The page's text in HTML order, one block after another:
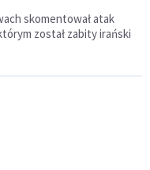
skomentował atak
został zabity irański